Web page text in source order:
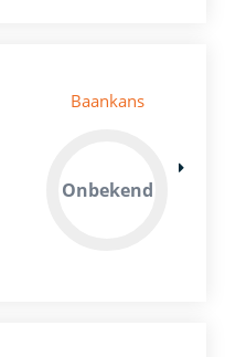
Baankans
Onbekend